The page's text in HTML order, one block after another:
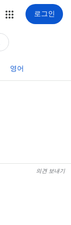
로그인
영어
의견 보내기